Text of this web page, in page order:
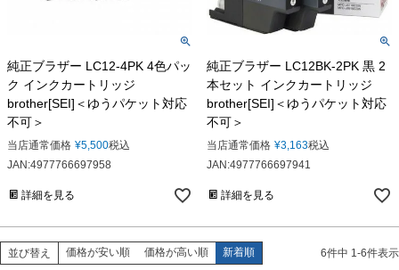
純正ブラザー LC12-4PK 4色パッ
ク インクカートリッジ
brother[SEI]＜ゆうパケット対応
不可＞
当店通常価格 ¥5,500税込
JAN:4977766697958
詳細を見る
純正ブラザー LC12BK-2PK 黒 2
本セット インクカートリッジ
brother[SEI]＜ゆうパケット対応
不可＞
当店通常価格 ¥3,163税込
JAN:4977766697941
詳細を見る
並び替え 価格が安い順 価格が高い順 新着順 6件中 1-6件表示